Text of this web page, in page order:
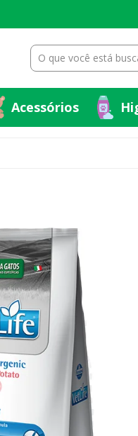
Acessórios